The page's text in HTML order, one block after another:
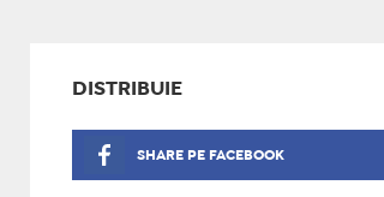
DISTRIBUIE
SHARE PE FACEBOOK